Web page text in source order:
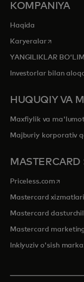
KOMPANIYA
Haqida
Karyeralaropens in a
YANGILIKLAR BOʻLIMI
Investorlar bilan
HUQUQIY VA
Maxfiylik va
Majburiy korporativ
MASTERCARD
Priceless.com opens
Mastercard xizmatlari
Mastercard
Mastercard
Inklyuziv o'sish